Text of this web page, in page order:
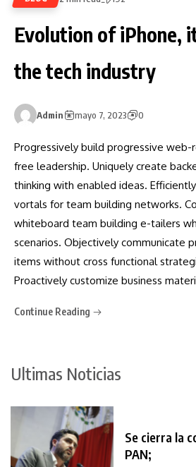
Evolution of iPhone,
the tech industry
Admin mayo 7, 2023 0
Progressively build progressive web-
free leadership. Uniquely create
thinking with enabled ideas.
vortals for team building networks.
whiteboard team building e-tailers
scenarios. Objectively communicate
items without cross functional
Proactively customize business
Continue Reading
Ultimas Noticias
Se cierra la
PAN;